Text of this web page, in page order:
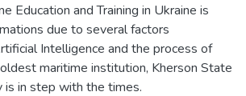
Education and Training in Ukraine is
due to several factors
Intelligence and the process of
maritime institution, Kherson State
is in step with the times.